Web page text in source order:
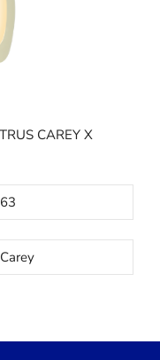
CAREY X
Carey